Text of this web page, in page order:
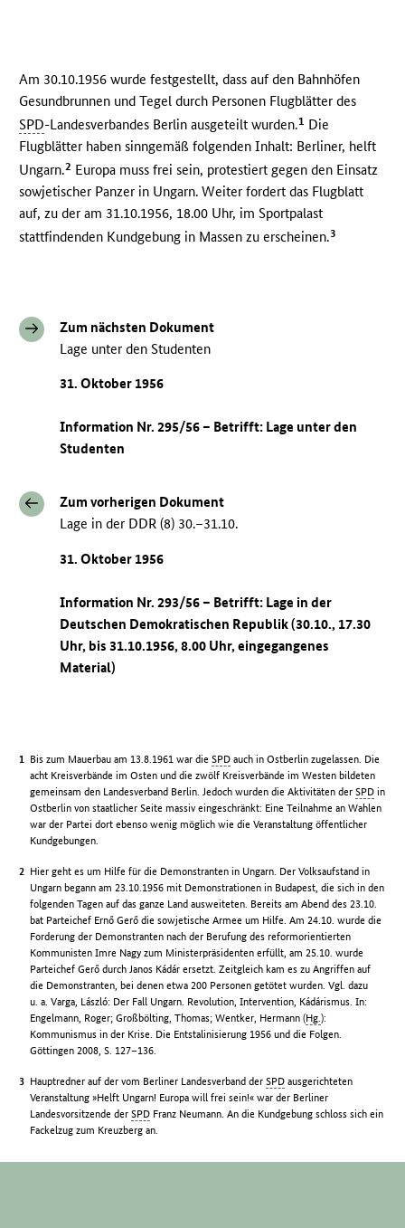
Am 30.10.1956 wurde festgestellt, dass auf den Bahnhöfen
Gesundbrunnen und Tegel durch Personen Flugblätter des
SPD-Landesverbandes Berlin ausgeteilt wurden.1 Die
Flugblätter haben sinngemäß folgenden Inhalt: Berliner, helft
Ungarn.2 Europa muss frei sein, protestiert gegen den Einsatz
sowjetischer Panzer in Ungarn. Weiter fordert das Flugblatt
auf, zu der am 31.10.1956, 18.00 Uhr, im Sportpalast
stattfindenden Kundgebung in Massen zu erscheinen.3
Zum nächsten Dokument
Lage unter den Studenten
31. Oktober 1956
Information Nr. 295/56 – Betrifft: Lage unter den
Studenten
Zum vorherigen Dokument
Lage in der DDR (8) 30.–31.10.
31. Oktober 1956
Information Nr. 293/56 – Betrifft: Lage in der
Deutschen Demokratischen Republik (30.10., 17.30
Uhr, bis 31.10.1956, 8.00 Uhr, eingegangenes
Material)
Bis zum Mauerbau am 13.8.1961 war dieSPD auch in Ostberlin zugelassen. Die
acht Kreisverbände im Osten und die zwölf Kreisverbände im Westen bildeten
gemeinsam den Landesverband Berlin. Jedoch wurden die Aktivitäten derSPD in
Ostberlin von staatlicher Seite massiv eingeschränkt: Eine Teilnahme an Wahlen
war der Partei dort ebenso wenig möglich wie die Veranstaltung öffentlicher
Kundgebungen.
Hier geht es um Hilfe für die Demonstranten in Ungarn. Der Volksaufstand in
Ungarn begann am 23.10.1956 mit Demonstrationen in Budapest, die sich in den
folgenden Tagen auf das ganze Land ausweiteten. Bereits am Abend des 23.10.
bat Parteichef Ernő Gerő die sowjetische Armee um Hilfe. Am 24.10. wurde die
Forderung der Demonstranten nach der Berufung des reformorientierten
Kommunisten Imre Nagy zum Ministerpräsidenten erfüllt, am 25.10. wurde
Parteichef Gerő durch Janos Kádár ersetzt. Zeitgleich kam es zu Angriffen auf
die Demonstranten, bei denen etwa 200 Personen getötet wurden. Vgl. dazu
u. a. Varga, László: Der Fall Ungarn. Revolution, Intervention, Kádárismus. In:
Engelmann, Roger; Großbölting, Thomas; Wentker, Hermann (Hg.):
Kommunismus in der Krise. Die Entstalinisierung 1956 und die Folgen.
Göttingen 2008, S. 127–136.
Hauptredner auf der vom Berliner Landesverband derSPD ausgerichteten
Veranstaltung »Helft Ungarn! Europa will frei sein!« war der Berliner
Landesvorsitzende derSPD Franz Neumann. An die Kundgebung schloss sich ein
Fackelzug zum Kreuzberg an.